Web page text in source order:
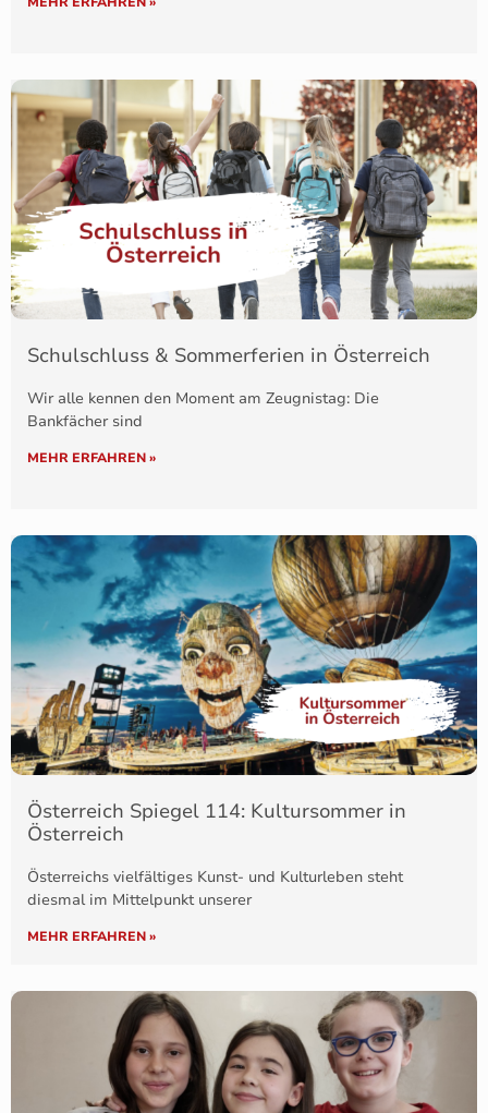
Schulschluss & Sommerferien in Österreich
Wir alle kennen den Moment am Zeugnistag: Die
Bankfächer sind
MEHR ERFAHREN »
Österreich Spiegel 114: Kultursommer in
Österreich
Österreichs vielfältiges Kunst- und Kulturleben steht
diesmal im Mittelpunkt unserer
MEHR ERFAHREN »